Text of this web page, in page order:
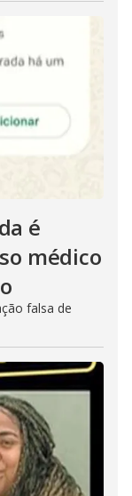
é
médico
falsa de